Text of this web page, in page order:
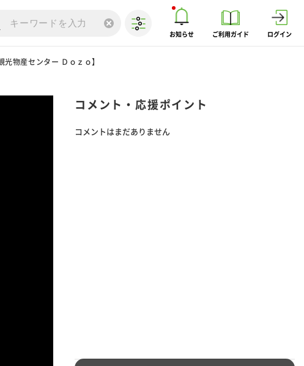
お知らせ ご利用ガイド ログイン
物産センター Ｄｏｚｏ】
コメント・応援ポイント
コメントはまだありません